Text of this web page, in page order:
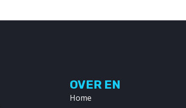
OVER EN
Home